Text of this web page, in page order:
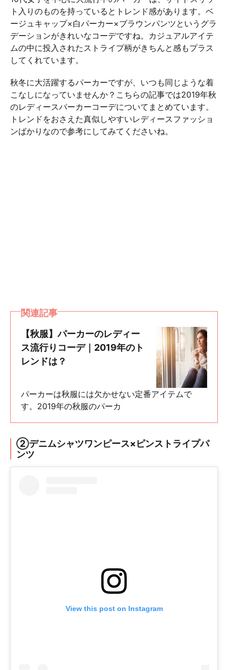
ト入りのものを持っているとトレンド感があります。ベ
ージュキャップ×白パーカー×ブラウンパンツというグラ
デーションがきれいなコーデですね。カジュアルアイテ
ムの中に投入されたストライプ柄がきちんと感もプラス
してくれています。
秋冬に大活躍するパーカーですが、いつも同じような着
こなしになっていませんか？こちらの記事では2019年秋
のレディースパーカーコーデについてまとめています。
トレンドをおさえた真似しやすいレディースファッショ
ンばかりなので参考にしてみてくださいね。
関連記事
【秋服】パーカーのレディー
ス流行りコーデ｜2019年のト
レンドは？
パーカーは秋服には欠かせない定番アイテムで
す。2019年の秋服のパーカ
②デニムシャツワンピース×ピンストライプパ
ンツ
View this post on Instagram